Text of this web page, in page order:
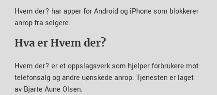
Hvem der? har apper for Android og iPhone som blokkerer
anrop fra selgere.
Hva er Hvem der?
Hvem der? er et oppslagsverk som hjelper forbrukere mot
telefonsalg og andre uønskede anrop. Tjenesten er laget
av Bjarte Aune Olsen.